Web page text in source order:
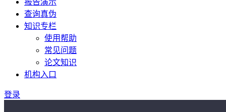
报告演示
查询真伪
知识专栏
使用帮助
常见问题
论文知识
机构入口
登录